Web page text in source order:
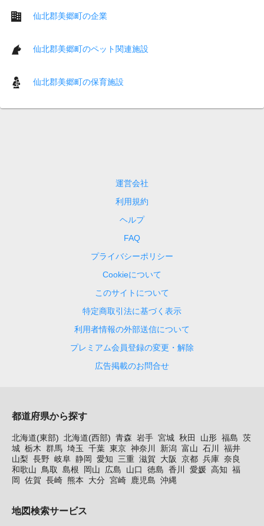
仙北郡美郷町の企業
仙北郡美郷町のペット関連施設
仙北郡美郷町の保育施設
運営会社
利用規約
ヘルプ
FAQ
プライバシーポリシー
Cookieについて
このサイトについて
特定商取引法に基づく表示
利用者情報の外部送信について
プレミアム会員登録の変更・解除
広告掲載のお問合せ
都道府県から探す
北海道(東部) 北海道(西部) 青森 岩手 宮城 秋田 山形 福島 茨
城 栃木 群馬 埼玉 千葉 東京 神奈川 新潟 富山 石川
福井
山梨 長野 岐阜 静岡 愛知 三重 滋賀 大阪 京都 兵庫 奈良
和歌山
鳥取 島根 岡山 広島 山口 徳島 香川 愛媛 高知 福
岡
佐賀 長崎 熊本 大分 宮崎 鹿児島 沖縄
地図検索サービス